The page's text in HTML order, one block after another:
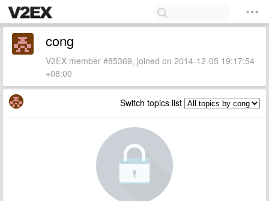
cong
V2EX member #85369, joined on 2014-12-05 19:17:54
+08:00
Switch topics list